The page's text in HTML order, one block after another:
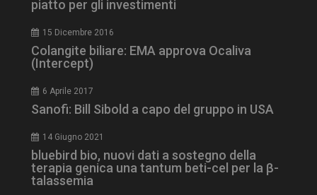
piatto per gli investimenti
15 Dicembre 2016
Colangite biliare: EMA approva Ocaliva
(Intercept)
6 Aprile 2017
Sanofi: Bill Sibold a capo del gruppo in USA
14 Giugno 2021
bluebird bio, nuovi dati a sostegno della
terapia genica una tantum beti-cel per la β-
talassemia
tracking-sites-
ARRAffinity
Microsoft Corporation
.www.dailyhealthindustry.it